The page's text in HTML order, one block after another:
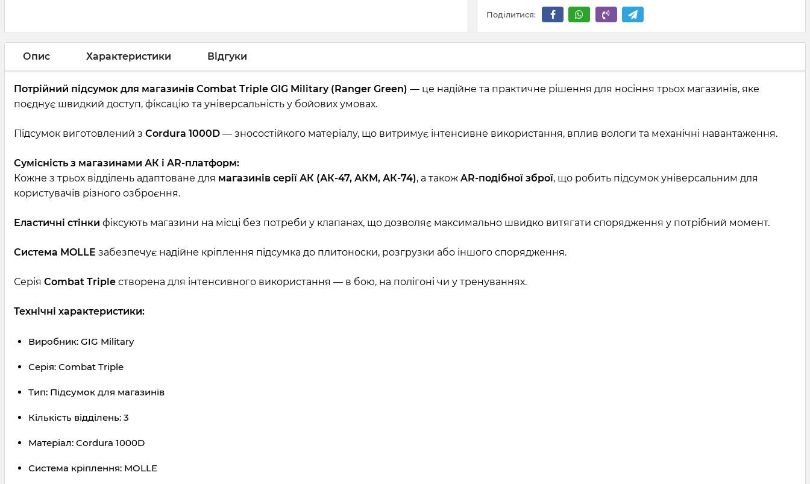
Поділитися:
Опис Характеристики Відгуки
Потрійний підсумок для магазинів Combat Triple GIG Military (Ranger Green) — це надійне та практичне рішення для носіння трьох магазинів, яке
поєднує швидкий доступ, фіксацію та універсальність у бойових умовах.
Підсумок виготовлений з Cordura 1000D — зносостійкого матеріалу, що витримує інтенсивне використання, вплив вологи та механічні навантаження.
Сумісність з магазинами АК і AR-платформ:
Кожне з трьох відділень адаптоване для магазинів серії АК (АК-47, АКМ, АК-74), а також AR-подібної зброї, що робить підсумок універсальним для
користувачів різного озброєння.
Еластичні стінки фіксують магазини на місці без потреби у клапанах, що дозволяє максимально швидко витягати спорядження у потрібний момент.
Система MOLLE забезпечує надійне кріплення підсумка до плитоноски, розгрузки або іншого спорядження.
Серія Combat Triple створена для інтенсивного використання — в бою, на полігоні чи у тренуваннях.
Технічні характеристики:
Виробник: GIG Military
Серія: Combat Triple
Тип: Підсумок для магазинів
Кількість відділень: 3
Матеріал: Cordura 1000D
Система кріплення: MOLLE